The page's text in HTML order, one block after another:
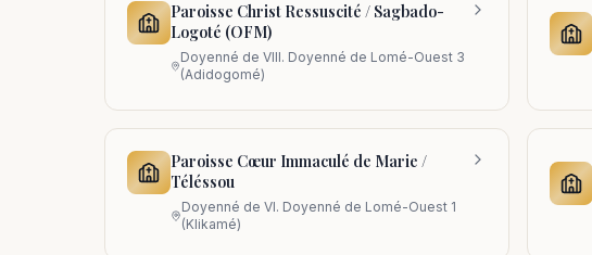
Paroisse Christ Ressuscité / Sagbado-
Logoté (OFM)
Doyenné deVIII. Doyenné de Lomé-Ouest 3
(Adidogomé)
Paroisse Cœur Immaculé de Marie /
Téléssou
Doyenné deVI. Doyenné de Lomé-Ouest 1
(Klikamé)